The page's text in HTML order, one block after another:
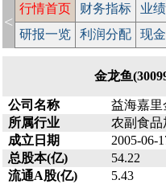
<
行情首页 财务指标 业
研报一览
利润分配 现
金龙鱼
公司名称
益海嘉里
所属行业
农副食品
成立日期
2005-06-
总股本(亿)
54.22
流通A股(亿)
5.43